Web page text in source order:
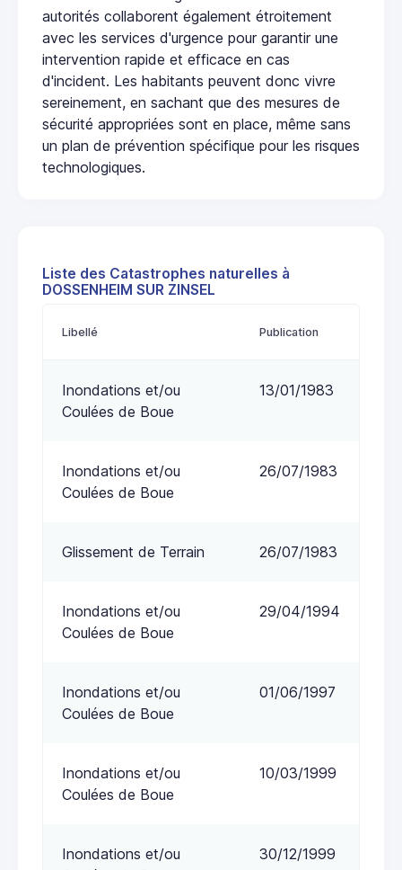
autorités collaborent également étroitement
avec les services d'urgence pour garantir une
intervention rapide et efficace en cas
d'incident. Les habitants peuvent donc vivre
sereinement, en sachant que des mesures de
sécurité appropriées sont en place, même sans
un plan de prévention spécifique pour les risques
technologiques.
Liste des Catastrophes naturelles à
DOSSENHEIM SUR ZINSEL
Libellé Publication
Inondations et/ou
Coulées de Boue
13/01/1983
Inondations et/ou
Coulées de Boue
26/07/1983
Glissement de Terrain 26/07/1983
Inondations et/ou
Coulées de Boue
29/04/1994
Inondations et/ou
Coulées de Boue
01/06/1997
Inondations et/ou
Coulées de Boue
10/03/1999
Inondations et/ou
30/12/1999